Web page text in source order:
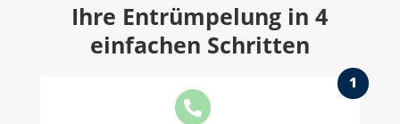
Ihre Entrümpelung in 4
einfachen Schritten

1